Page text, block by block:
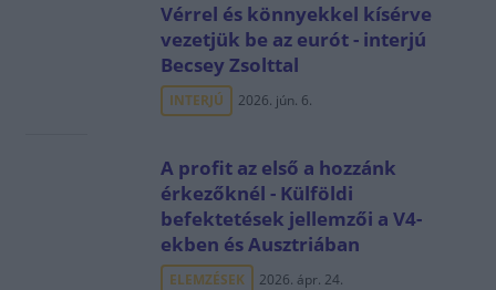
Vérrel és könnyekkel kísérve
vezetjük be az eurót - interjú
Becsey Zsolttal
INTERJÚ 2026. jún. 6.
A profit az első a hozzánk
érkezőknél - Külföldi
befektetések jellemzői a V4-
ekben és Ausztriában
ELEMZÉSEK 2026. ápr. 24.